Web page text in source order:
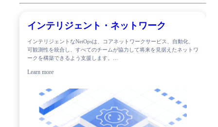
インテリジェント・ネットワーク
インテリジェントなNetOpsは、コアネットワークサービス、自動化、
可観測性を統合し、すべてのチームが協力して将来を見据えたネットワ
ークを構築できるよう支援します。…
Learn more